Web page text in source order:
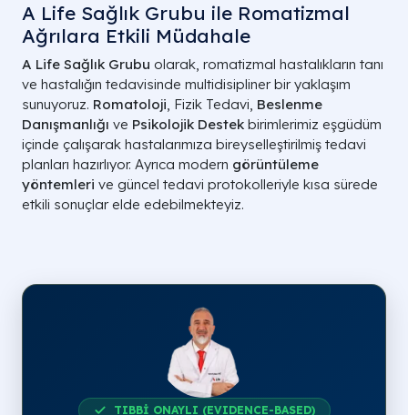
A Life Sağlık Grubu ile Romatizmal
Ağrılara Etkili Müdahale
A Life Sağlık Grubu olarak, romatizmal hastalıkların tanı
ve hastalığın tedavisinde multidisipliner bir yaklaşım
sunuyoruz. Romatoloji, Fizik Tedavi, Beslenme
Danışmanlığı ve Psikolojik Destek birimlerimiz eşgüdüm
içinde çalışarak hastalarımıza bireyselleştirilmiş tedavi
planları hazırlıyor. Ayrıca modern görüntüleme
yöntemleri ve güncel tedavi protokolleriyle kısa sürede
etkili sonuçlar elde edebilmekteyiz.
TIBBİ ONAYLI (EVIDENCE-BASED)